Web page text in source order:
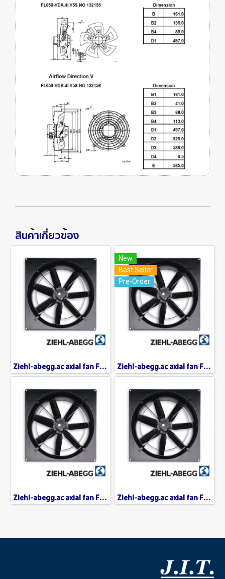
สินค้าเกี่ยวข้อง
Ziehl-abegg.ac axial fan FC-091
New
Best Seller
Pre-Order
Ziehl-abegg.ac axial fan FC-063
Ziehl-abegg.ac axial fan FC-071 Ziehl-abegg.ac axial fan FC-080